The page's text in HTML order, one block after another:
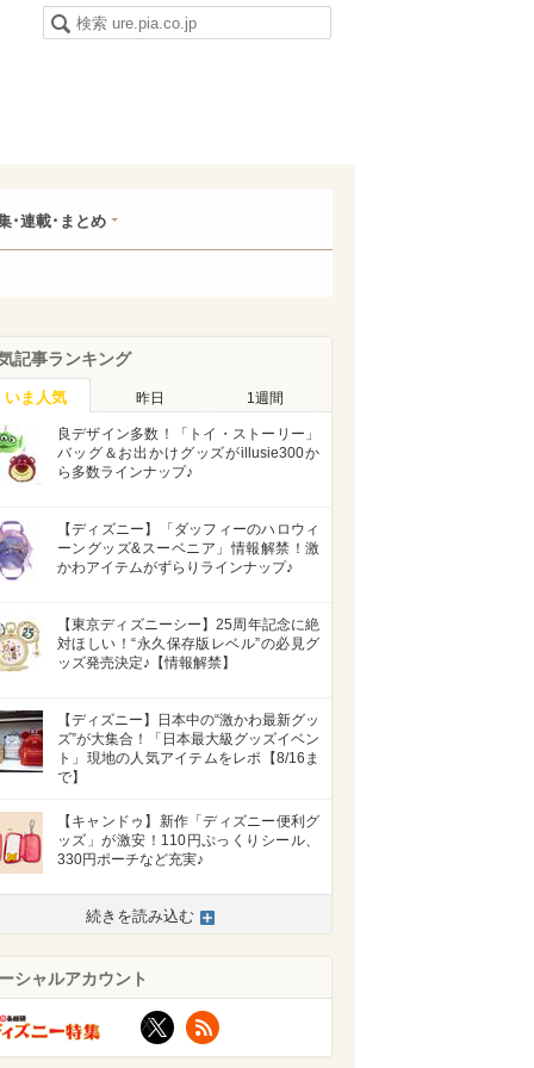
･連載･まとめ
記事ランキング
いま人気 昨日 1週間
良デザイン多数！「トイ・ストーリー」
バッグ＆お出かけグッズがillusie300か
ら多数ラインナップ♪
【ディズニー】「ダッフィーのハロウィ
ーングッズ&スーベニア」情報解禁！激
かわアイテムがずらりラインナップ♪
【東京ディズニーシー】25周年記念に絶
対ほしい！“永久保存版レベル”の必見グ
ッズ発売決定♪【情報解禁】
【ディズニー】日本中の“激かわ最新グッ
ズ”が大集合！「日本最大級グッズイベン
ト」現地の人気アイテムをレポ【8/16ま
で】
【キャンドゥ】新作「ディズニー便利グ
ッズ」が激安！110円ぷっくりシール、
330円ポーチなど充実♪
続きを読み込む
シャルアカウント
X